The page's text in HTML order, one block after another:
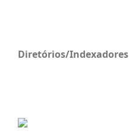
Diretórios/Indexadores